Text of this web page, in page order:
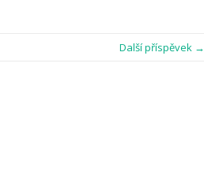
Další příspěvek →